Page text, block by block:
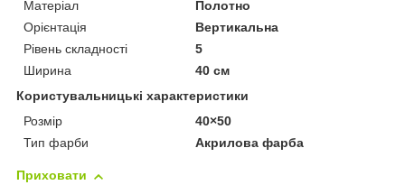
Матеріал
Полотно
Орієнтація
Вертикальна
Рівень складності
5
Ширина
40 см
Користувальницькі характеристики
Розмір
40×50
Тип фарби
Акрилова фарба
Приховати